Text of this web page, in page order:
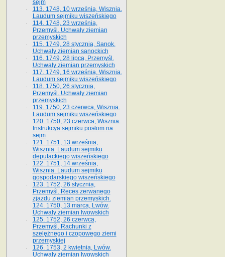
sejm
113. 1748, 10 września, Wisznia.
Laudum sejmiku wiszeńskiego
114. 1748, 23 września,
Przemyśl. Uchwały ziemian
przemyskich
115. 1749, 28 stycznia, Sanok.
Uchwały ziemian sanockich
116. 1749, 28 lipca, Przemyśl.
Uchwały ziemian przemyskich
117. 1749, 16 września, Wisznia.
Laudum sejmiku wiszeńskiego
118. 1750, 26 stycznia,
Przemyśl. Uchwały ziemian
przemyskich
119. 1750, 23 czerwca, Wisznia.
Laudum sejmiku wiszeńskiego
120. 1750, 23 czerwca, Wisznia.
Instrukcya sejmiku posłom na
sejm
121. 1751, 13 września,
Wisznia. Laudum sejmiku
deputackiego wiszeńskiego
122. 1751, 14 września,
Wisznia. Laudum sejmiku
gospodarskiego wiszeńskiego
123. 1752, 26 stycznia,
Przemyśl. Reces zerwanego
zjazdu ziemian przemyskich.
124. 1750, 13 marca, Lwów.
Uchwały ziemian lwowskich
125. 1752, 26 czerwca,
Przemyśl. Rachunki z
szelężnego i czopowego ziemi
przemyskiej
126. 1753, 2 kwietnia, Lwów.
Uchwały ziemian lwowskich